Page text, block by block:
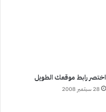
اختصر رابط موقعك الطويل
28 سبتمبر 2008